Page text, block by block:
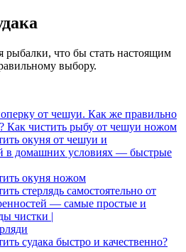
рыбалки, что бы стать настоящим
выбору.
от чешуи. Как же правильно
Как чистить рыбу от чешуи ножом
окуня от чешуи и
в домашних условиях — быстрые
окуня ножом
стерлядь самостоятельно от
— самые простые и
чистки |
судака быстро и качественно?